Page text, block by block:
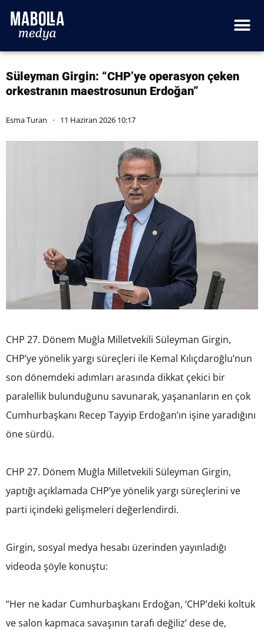
Süleyman Girgin: “CHP’ye operasyon çeken
orkestranın maestrosunun Erdoğan”
Esma Turan 11 Haziran 2026 10:17
CHP 27. Dönem Muğla Milletvekili Süleyman Girgin,
CHP’ye yönelik yargı süreçleri ile Kemal Kılıçdaroğlu’nun
son dönemdeki adımları arasında dikkat çekici bir
paralellik bulunduğunu savunarak, yaşananların en çok
Cumhurbaşkanı Recep Tayyip Erdoğan’ın işine yaradığını
öne sürdü.
CHP 27. Dönem Muğla Milletvekili Süleyman Girgin,
yaptığı açıklamada CHP’ye yönelik yargı süreçlerini ve
parti içindeki gelişmeleri değerlendirdi.
Girgin, sosyal medya hesabı üzerinden yayınladığı
videoda şöyle konuştu:
“Her ne kadar Cumhurbaşkanı Erdoğan, ‘CHP’deki koltuk
ve salon kapmaca savaşının tarafı değiliz’ dese de,